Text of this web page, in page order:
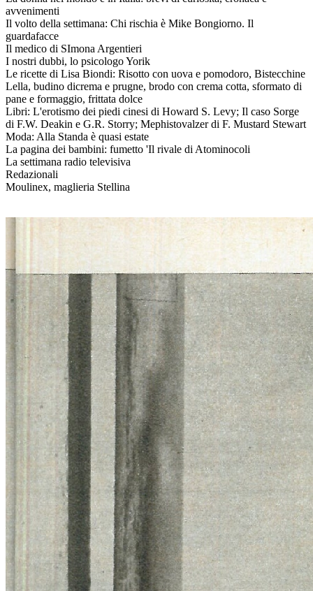
avvenimenti
Il volto della settimana: Chi rischia è Mike Bongiorno. Il
guardafacce
Il medico di SImona Argentieri
I nostri dubbi, lo psicologo Yorik
Le ricette di Lisa Biondi: Risotto con uova e pomodoro, Bistecchine
Lella, budino dicrema e prugne, brodo con crema cotta, sformato di
pane e formaggio, frittata dolce
Libri: L'erotismo dei piedi cinesi di Howard S. Levy; Il caso Sorge
di F.W. Deakin e G.R. Storry; Mephistovalzer di F. Mustard Stewart
Moda: Alla Standa è quasi estate
La pagina dei bambini: fumetto 'Il rivale di Atominocoli
La settimana radio televisiva
Redazionali
Moulinex, maglieria Stellina